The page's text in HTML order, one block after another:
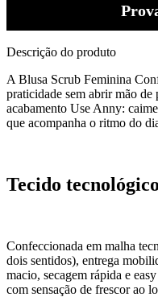
Descrição do produto
A Blusa Scrub Feminina
praticidade sem abrir mão de
acabamento Use Anny:
que acompanha o ritmo do
Tecido tecnológico
Confeccionada em malha
dois sentidos), entrega
macio, secagem rápida e
com sensação de frescor ao